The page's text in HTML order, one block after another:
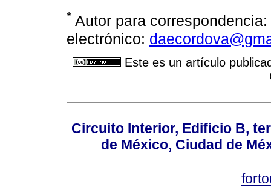
* Autor para
electrónico:
Este es un artículo
Circuito Interior, Edificio B,
de México, Ciudad de